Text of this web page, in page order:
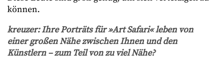
können.
kreuzer: Ihre Porträts für »Art Safari« leben von
einer großen Nähe zwischen Ihnen und den
Künstlern – zum Teil von zu viel Nähe?